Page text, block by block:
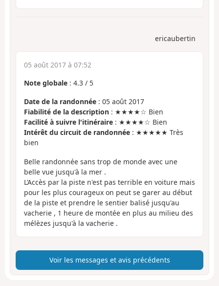
ericaubertin
05 août 2017 à 07:52
Note globale : 4.3 / 5
Date de la randonnée : 05 août 2017
Fiabilité de la description : ★★★★☆ Bien
Facilité à suivre l'itinéraire : ★★★★☆ Bien
Intérêt du circuit de randonnée : ★★★★★ Très
bien
Belle randonnée sans trop de monde avec une
belle vue jusqu'à la mer .
L’Accès par la piste n'est pas terrible en voiture mais
pour les plus courageux on peut se garer au début
de la piste et prendre le sentier balisé jusqu'au
vacherie , 1 heure de montée en plus au milieu des
mélèzes jusqu'à la vacherie .
Voir les messages et avis précédents